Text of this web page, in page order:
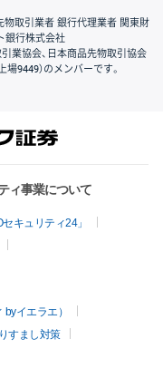
物取引業者 銀行代理業者 関東財
銀行株式会社
業協会、日本商品先物取引協会
9449）のメンバーです。
ィ事業について
キュリティ24」
イエラエ）
すまし対策